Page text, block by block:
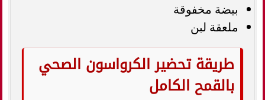
بيضة مخفوقة
ملعقة لبن
طريقة تحضير الكرواسون الصحي
بالقمح الكامل